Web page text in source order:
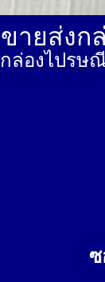
ขายส่งก
กล่องไปรษ
ซ